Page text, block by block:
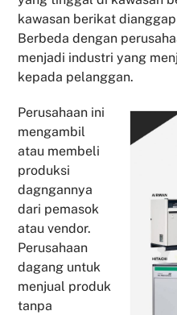
kawasan berikat
Berbeda dengan
menjadi industri yang
kepada pelanggan.
Perusahaan ini
mengambil
atau membeli
produksi
dagngannya
dari pemasok
atau vendor.
Perusahaan
dagang untuk
menjual produk
tanpa